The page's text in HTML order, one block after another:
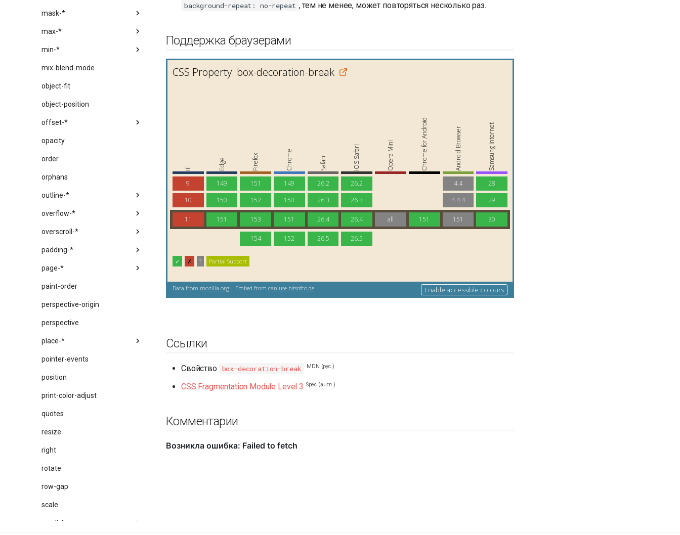
mask-*
max-*
min-*
mix-blend-mode
object-fit
object-position
offset-*
opacity
order
orphans
outline-*
overflow-*
overscroll-*
padding-*
page-*
paint-order
perspective-origin
perspective
place-*
pointer-events
position
print-color-adjust
quotes
resize
right
rotate
row-gap
scale
scroll-*
background-repeat: no-repeat , тем не менее, может повторяться несколько раз.
Поддержка браузерами
Ссылки
Свойство box-decoration-break MDN (рус.)
CSS Fragmentation Module Level 3 Spec (англ.)
Комментарии